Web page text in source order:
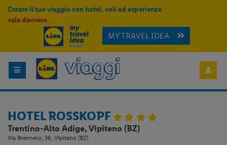
Creare il tuo viaggio con hotel, voli ed esperienze
vale davvero.
MY TRAVEL IDEA
HOTEL ROSSKOPF
Trentino-Alto Adige, Vipiteno (BZ)
Via Brennero, 36, Vipiteno (BZ)